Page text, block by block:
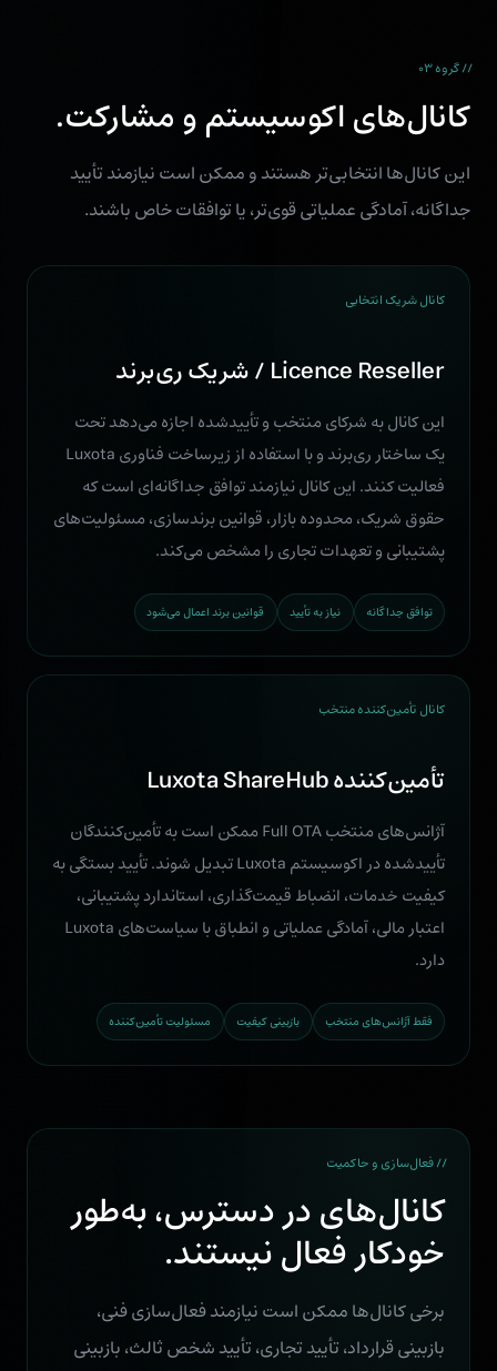
// گروه ۰۳
کانال‌های اکوسیستم و مشارکت.
این کانال‌ها انتخابی‌تر هستند و ممکن است نیازمند تأیید
جداگانه، آمادگی عملیاتی قوی‌تر، یا توافقات خاص باشند.
کانال شریک انتخابی
Licence Reseller / شریک ری‌برند
این کانال به شرکای منتخب و تأییدشده اجازه می‌دهد تحت
یک ساختار ری‌برند و با استفاده از زیرساخت فناوری Luxota
فعالیت کنند. این کانال نیازمند توافق جداگانه‌ای است که
حقوق شریک، محدوده بازار، قوانین برندسازی، مسئولیت‌های
پشتیبانی و تعهدات تجاری را مشخص می‌کند.
توافق جداگانه نیاز به تأیید قوانین برند اعمال می‌شود
کانال تأمین‌کننده منتخب
تأمین‌کننده Luxota ShareHub
آژانس‌های منتخب Full OTA ممکن است به تأمین‌کنندگان
تأییدشده در اکوسیستم Luxota تبدیل شوند. تأیید بستگی به
کیفیت خدمات، انضباط قیمت‌گذاری، استاندارد پشتیبانی،
اعتبار مالی، آمادگی عملیاتی و انطباق با سیاست‌های Luxota
دارد.
فقط آژانس‌های منتخب بازبینی کیفیت مسئولیت تأمین‌کننده
// فعال‌سازی و حاکمیت
کانال‌های در دسترس، به‌طور
خودکار فعال نیستند.
برخی کانال‌ها ممکن است نیازمند فعال‌سازی فنی،
بازبینی قرارداد، تأیید تجاری، تأیید شخص ثالث، بازبینی